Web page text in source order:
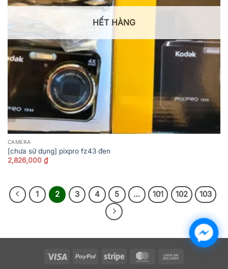
HẾT HÀNG
CAMERA
[chưa sử dụng] pixpro fz43 đen
2,826,000 ₫
1 2 3 4 5 … 101 102 103
Visa PayPal Stripe MasterCard